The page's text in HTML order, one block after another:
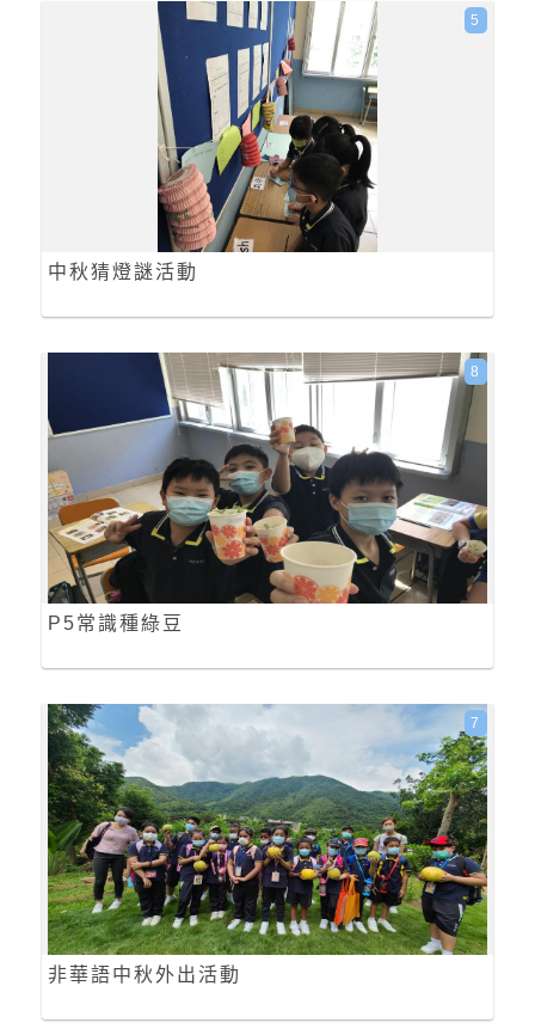
中秋猜燈謎活動
5
P5常識種綠豆
8
非華語中秋外出活動
7